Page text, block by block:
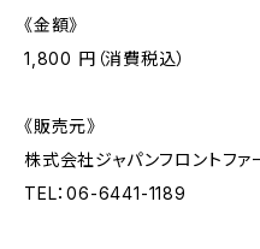
《金額》
1,800 円（消費税込）
《販売元》
株式会社ジャパンフロントファ
TEL：06-6441-1189